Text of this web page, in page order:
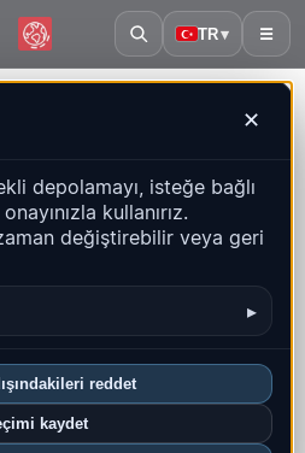
TR▾ ☰
✕
depolamayı, isteğe bağlı
kullanırız.
değiştirebilir veya geri
▸
reddet
kaydet
ve son olaylar
Grafikler En iyi bölgeler SSS